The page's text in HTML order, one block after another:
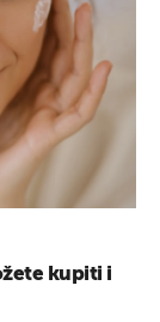
kupiti i